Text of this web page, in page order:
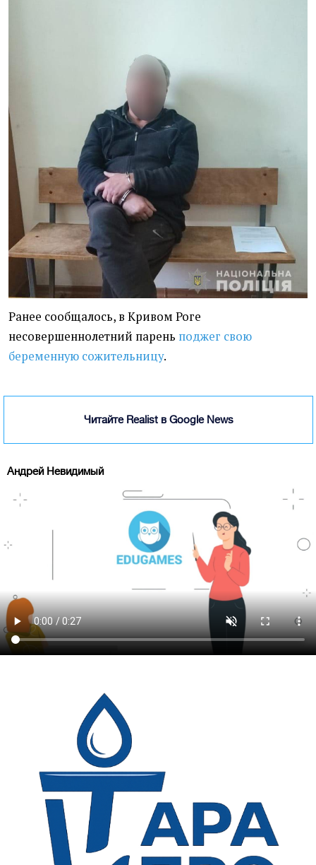
Ранее сообщалось, в Кривом Роге
несовершеннолетний парень поджег свою
беременную сожительницу.
Читайте Realist в Google News
Андрей Невидимый